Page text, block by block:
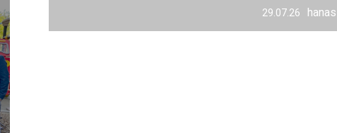
hanas
29.07.26